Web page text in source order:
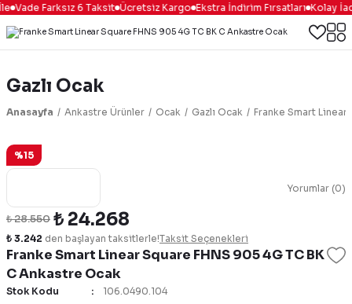
Vade Farksız 6 Taksit Ücretsiz Kargo Ekstra İndirim Fırsatları Kolay
Gazlı Ocak
Anasayfa Ankastre Ürünler Ocak Gazlı Ocak Franke Smart Linear
%15
Yorumlar (0)
Franke Smart Linear Square FHNS 905 4G TC BK
C Ankastre Ocak
₺ 28.550 ₺ 24.268
₺ 3.242 den başlayan taksitlerle!Taksit Seçenekleri
Stok Kodu
106.0490.104